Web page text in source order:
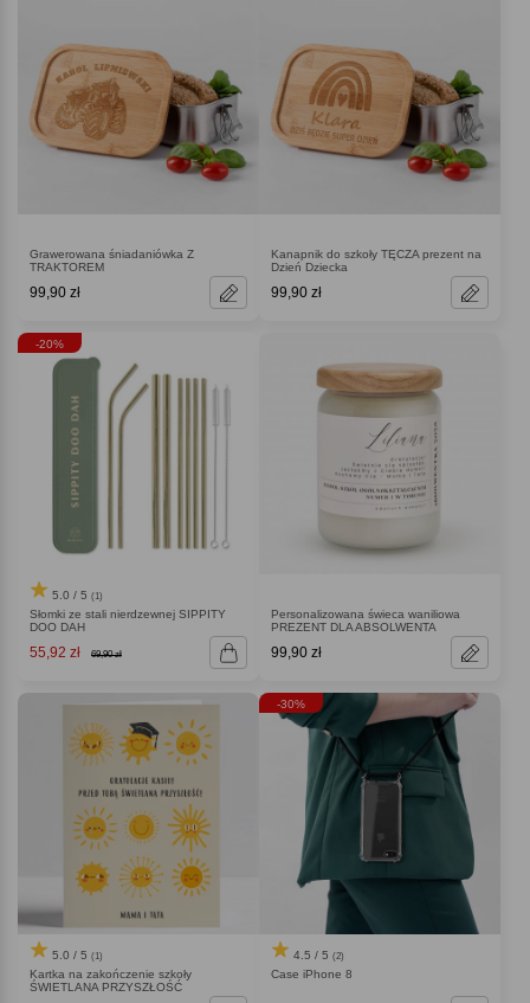
Grawerowana śniadaniówka Z
TRAKTOREM
99,90 zł
Kanapnik do szkoły TĘCZA prezent na
Dzień Dziecka
99,90 zł
-20%
5.0 / 5 (1)
Słomki ze stali nierdzewnej SIPPITY
DOO DAH
55,92 zł 69,90 zł
Personalizowana świeca waniliowa
PREZENT DLA ABSOLWENTA
99,90 zł
5.0 / 5 (1)
Kartka na zakończenie szkoły
ŚWIETLANA PRZYSZŁOŚĆ
-30%
4.5 / 5 (2)
Case iPhone 8